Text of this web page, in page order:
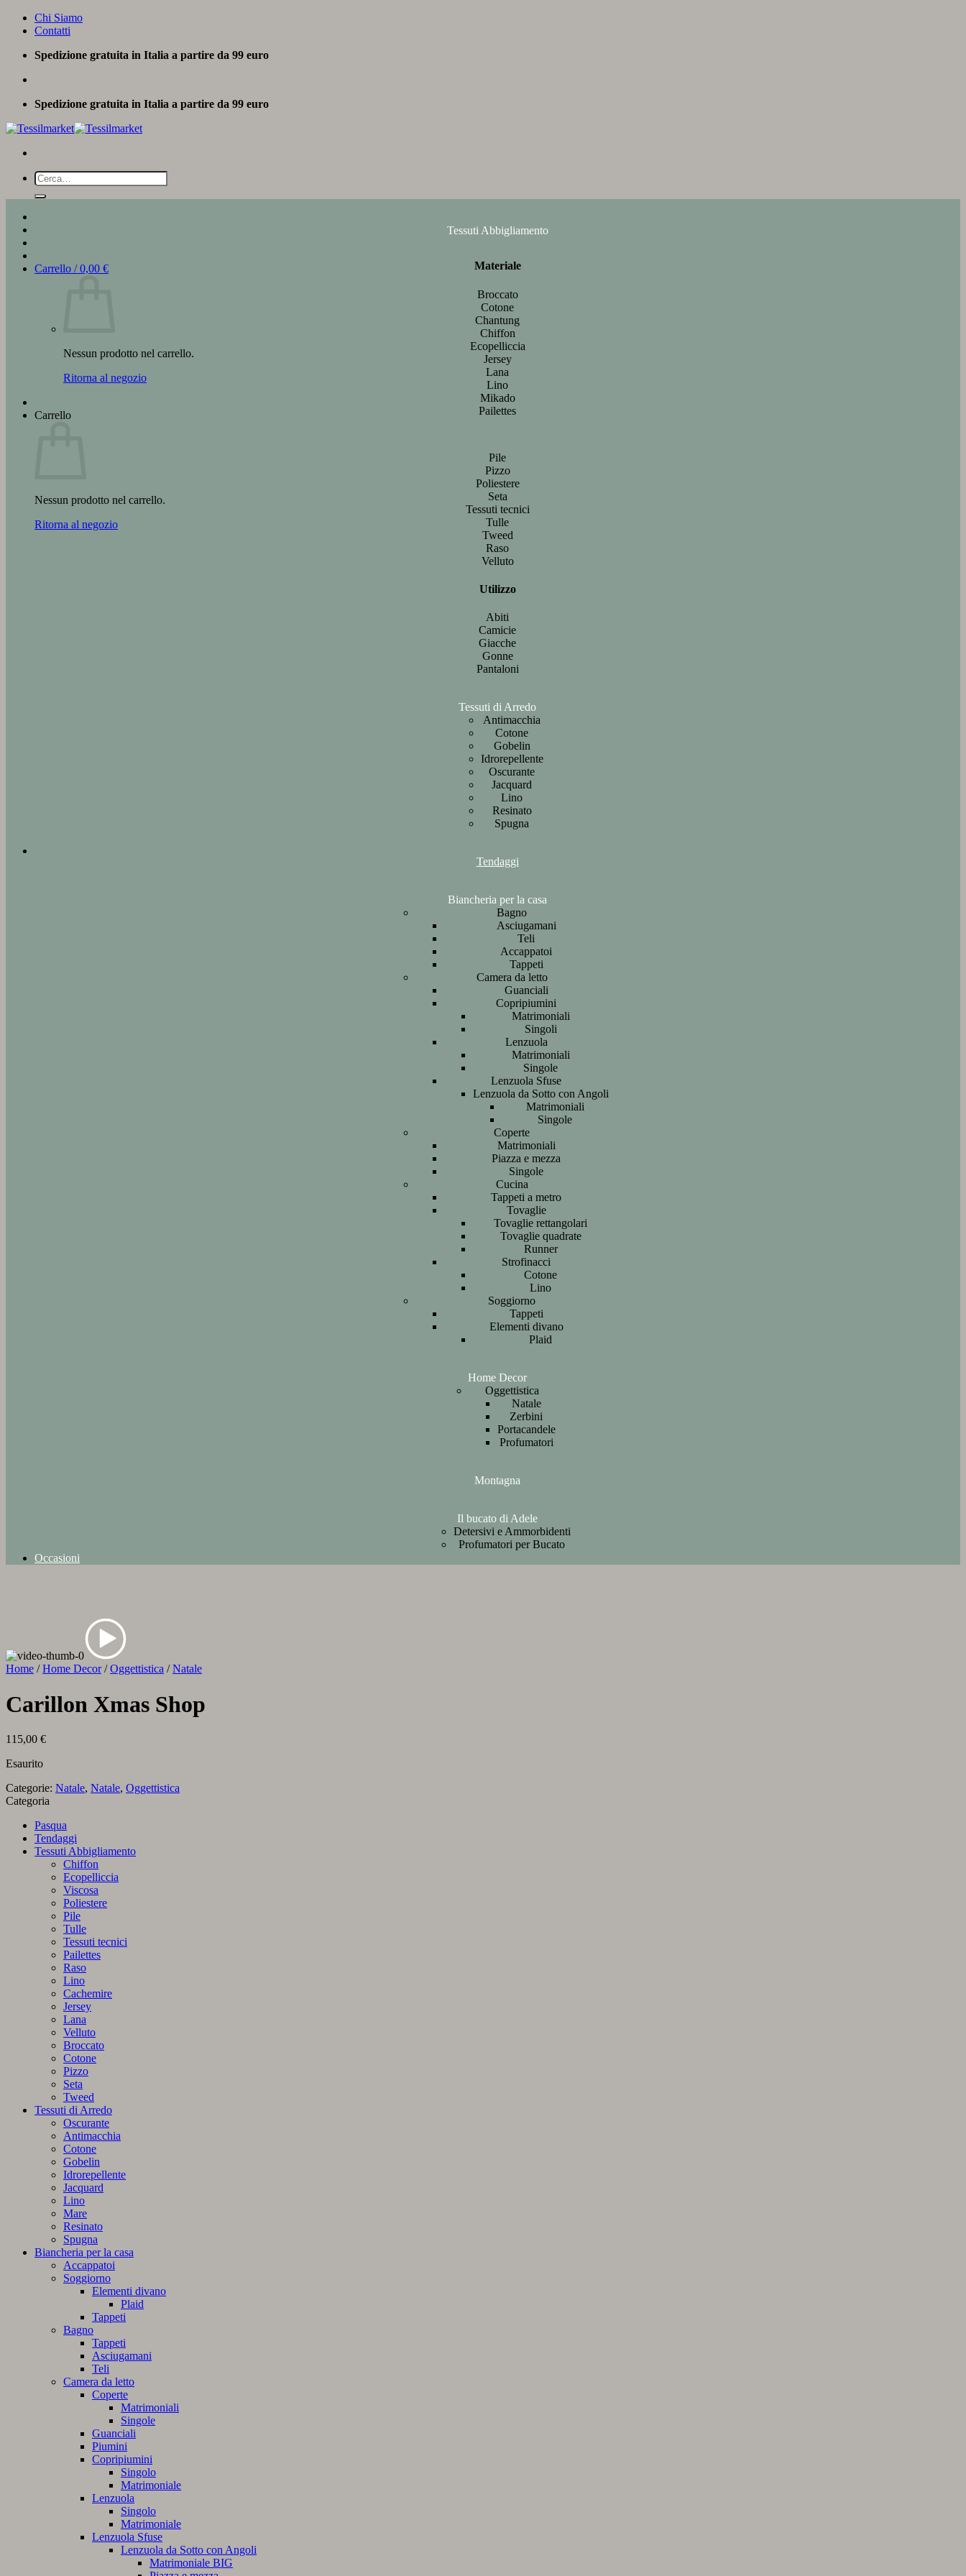
Salta
Chi Siamo
Contatti
Spedizione gratuita in Italia a partire da 99 euro
Spedizione gratuita in Italia a partire da 99 euro
Cerca:
Carrello /0,00 €
Nessun prodotto nel carrello.
Ritorna al negozio
Carrello
Nessun prodotto nel carrello.
Ritorna al negozio
Tessuti Abbigliamento
Materiale
Broccato
Cotone
Chantung
Chiffon
Ecopelliccia
Jersey
Lana
Lino
Mikado
Pailettes
Pile
Pizzo
Poliestere
Seta
Tessuti tecnici
Tulle
Tweed
Raso
Velluto
Utilizzo
Abiti
Camicie
Giacche
Gonne
Pantaloni
Tessuti di Arredo
Antimacchia
Cotone
Gobelin
Idrorepellente
Oscurante
Jacquard
Lino
Resinato
Spugna
Tendaggi
Biancheria per la casa
Bagno
Asciugamani
Teli
Accappatoi
Tappeti
Camera da letto
Guanciali
Copripiumini
Matrimoniali
Singoli
Lenzuola
Matrimoniali
Singole
Lenzuola Sfuse
Lenzuola da Sotto con Angoli
Matrimoniali
Singole
Coperte
Matrimoniali
Piazza e mezza
Singole
Cucina
Tappeti a metro
Tovaglie
Tovaglie rettangolari
Tovaglie quadrate
Runner
Strofinacci
Cotone
Lino
Soggiorno
Tappeti
Elementi divano
Plaid
Home Decor
Oggettistica
Natale
Zerbini
Portacandele
Profumatori
Montagna
Il bucato di Adele
Detersivi e Ammorbidenti
Profumatori per Bucato
Occasioni
Home / Home Decor / Oggettistica / Natale
Carillon Xmas Shop
115,00 €
Esaurito
Categorie: Natale, Natale, Oggettistica
Categoria
Pasqua
Tendaggi
Tessuti Abbigliamento
Chiffon
Ecopelliccia
Viscosa
Poliestere
Pile
Tulle
Tessuti tecnici
Pailettes
Raso
Lino
Cachemire
Jersey
Lana
Velluto
Broccato
Cotone
Pizzo
Seta
Tweed
Tessuti di Arredo
Oscurante
Antimacchia
Cotone
Gobelin
Idrorepellente
Jacquard
Lino
Mare
Resinato
Spugna
Biancheria per la casa
Accappatoi
Soggiorno
Elementi divano
Plaid
Tappeti
Bagno
Tappeti
Asciugamani
Teli
Camera da letto
Coperte
Matrimoniali
Singole
Guanciali
Piumini
Copripiumini
Singolo
Matrimoniale
Lenzuola
Singolo
Matrimoniale
Lenzuola Sfuse
Lenzuola da Sotto con Angoli
Matrimoniale BIG